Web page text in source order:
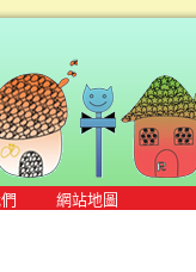
網站地圖